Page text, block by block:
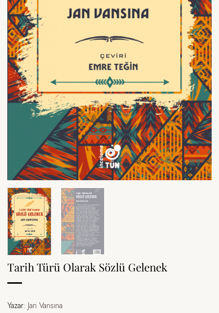
Tarih Türü Olarak Sözlü Gelenek
Yazar: Jan Vansına